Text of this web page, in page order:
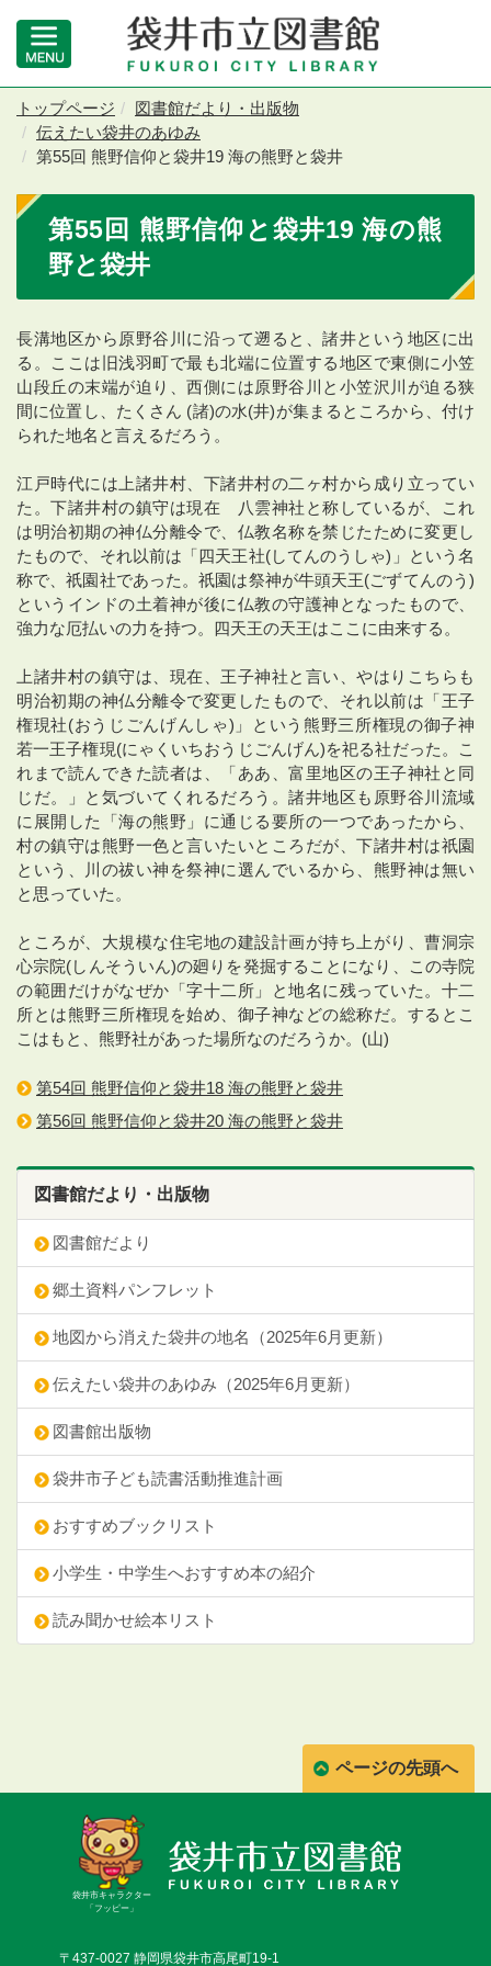
トップページ
図書館だより・出版物
伝えたい袋井のあゆみ
第55回 熊野信仰と袋井19 海の熊野と袋井
第55回 熊野信仰と袋井19 海の熊
野と袋井
長溝地区から原野谷川に沿って遡ると、諸井という地区に出
る。ここは旧浅羽町で最も北端に位置する地区で東側に小笠
山段丘の末端が迫り、西側には原野谷川と小笠沢川が迫る狭
間に位置し、たくさん (諸)の水(井)が集まるところから、付け
られた地名と言えるだろう。
江戸時代には上諸井村、下諸井村の二ヶ村から成り立ってい
た。下諸井村の鎮守は現在 八雲神社と称しているが、これ
は明治初期の神仏分離令で、仏教名称を禁じたために変更し
たもので、それ以前は「四天王社(してんのうしゃ)」という名
称で、祇園社であった。祇園は祭神が牛頭天王(ごずてんのう)
というインドの土着神が後に仏教の守護神となったもので、
強力な厄払いの力を持つ。四天王の天王はここに由来する。
上諸井村の鎮守は、現在、王子神社と言い、やはりこちらも
明治初期の神仏分離令で変更したもので、それ以前は「王子
権現社(おうじごんげんしゃ)」という熊野三所権現の御子神
若一王子権現(にゃくいちおうじごんげん)を祀る社だった。こ
れまで読んできた読者は、「ああ、富里地区の王子神社と同
じだ。」と気づいてくれるだろう。諸井地区も原野谷川流域
に展開した「海の熊野」に通じる要所の一つであったから、
村の鎮守は熊野一色と言いたいところだが、下諸井村は祇園
という、川の祓い神を祭神に選んでいるから、熊野神は無い
と思っていた。
ところが、大規模な住宅地の建設計画が持ち上がり、曹洞宗
心宗院(しんそういん)の廻りを発掘することになり、この寺院
の範囲だけがなぜか「字十二所」と地名に残っていた。十二
所とは熊野三所権現を始め、御子神などの総称だ。するとこ
こはもと、熊野社があった場所なのだろうか。(山)
第54回 熊野信仰と袋井18 海の熊野と袋井
第56回 熊野信仰と袋井20 海の熊野と袋井
図書館だより・出版物
図書館だより
郷土資料パンフレット
地図から消えた袋井の地名（2025年6月更新）
伝えたい袋井のあゆみ（2025年6月更新）
図書館出版物
袋井市子ども読書活動推進計画
おすすめブックリスト
小学生・中学生へおすすめ本の紹介
読み聞かせ絵本リスト
ページの先頭へ
袋井市キャラクター
「フッピー」
〒437-0027 静岡県袋井市高尾町19-1